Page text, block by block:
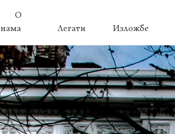
О
нама
Легати Изложбе